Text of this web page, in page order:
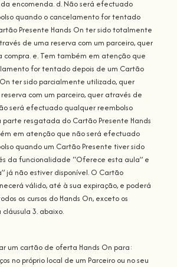
encomenda. d. Não será efectuado
quando o cancelamento for tentado
Presente Hands On ter sido totalmente
de uma reserva com um parceiro, quer
compra. e. Tem também em atenção que
for tentado depois de um Cartão
ter sido parcialmente utilizado, quer
com um parceiro, quer através de
será efectuado qualquer reembolso
resgatada do Cartão Presente Hands
em atenção que não será efectuado
quando um Cartão Presente tiver sido
da funcionalidade “Oferece esta aula” e
já não estiver disponível. O Cartão
válido, até à sua expiração, e poderá
os cursos do Hands On, exceto os
3. abaixo.
um cartão de oferta Hands On para:
no próprio local de um Parceiro ou no seu